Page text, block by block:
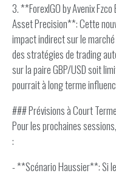
3. **ForexIGO by Avenix
Asset Precision**: Cette
impact indirect sur le
des stratégies de trading
sur la paire GBP/USD soit
pourrait à long terme
### Prévisions à Court Terme
Pour les prochaines
:
- **Scénario Haussier**: Si